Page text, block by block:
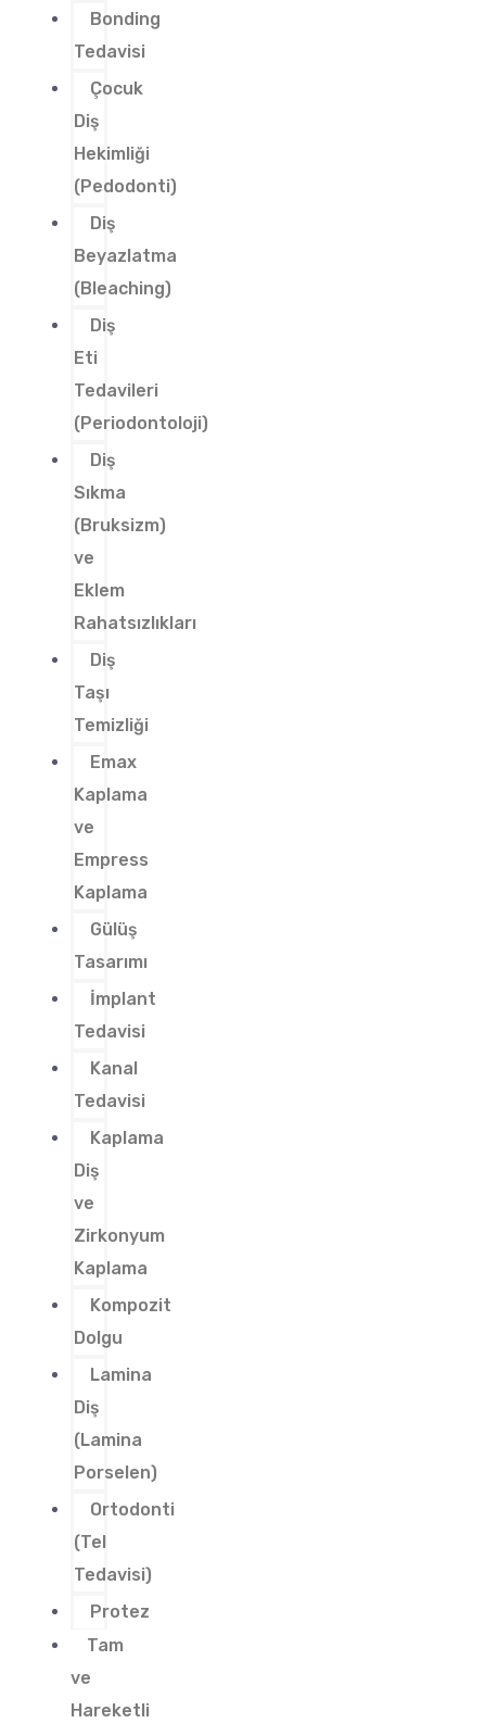
Bonding
Tedavisi
Çocuk
Diş
Hekimliği
(Pedodonti)
Diş
Beyazlatma
(Bleaching)
Diş
Eti
Tedavileri
(Periodontoloji)
Diş
Sıkma
(Bruksizm)
ve
Eklem
Rahatsızlıkları
Diş
Taşı
Temizliği
Emax
Kaplama
ve
Empress
Kaplama
Gülüş
Tasarımı
İmplant
Tedavisi
Kanal
Tedavisi
Kaplama
Diş
ve
Zirkonyum
Kaplama
Kompozit
Dolgu
Lamina
Diş
(Lamina
Porselen)
Ortodonti
(Tel
Tedavisi)
Protez
Tam
ve
Hareketli